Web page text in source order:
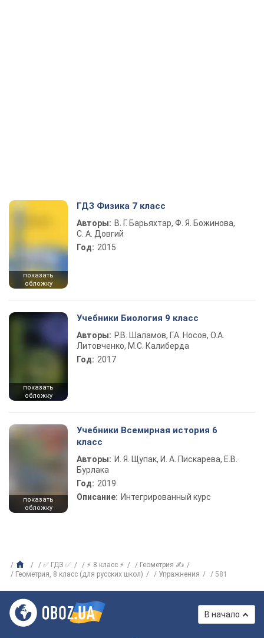
показать
обложку
ГДЗ Физика 7 класс
Авторы: В. Г. Барьяхтар, Ф. Я. Божинова,
С. А. Довгий
Год: 2015
показать
обложку
Учебники Биология 9 класс
Авторы: Р.В. Шаламов, Г.А. Носов, О.А.
Литовченко, М.С. Калиберда
Год: 2017
показать
обложку
Учебники Всемирная история 6
класс
Авторы: И. Я. Щупак, И. А. Пискарева, Е.В.
Бурлака
Год: 2019
Описание: Интегрированный курс
✅ ГДЗ ✅ ⚡ 8 класс ⚡
Геометрия ✍
Геометрия, 8 класс (для русских школ)
Упражнения 581
В начало